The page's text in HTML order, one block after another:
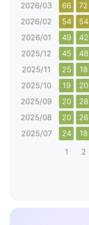
2026/03
66 72
2026/02
54 54
2026/01
49 42
2025/12
45 48
2025/11
25 18
2025/10
19 20
2025/09
20 28
2025/08
20 26
2025/07
24 18
1
2